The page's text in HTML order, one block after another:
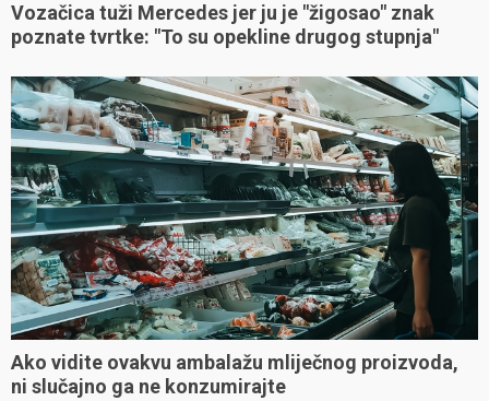
Vozačica tuži Mercedes jer ju je "žigosao" znak
poznate tvrtke: "To su opekline drugog stupnja"
Ako vidite ovakvu ambalažu mliječnog proizvoda,
ni slučajno ga ne konzumirajte